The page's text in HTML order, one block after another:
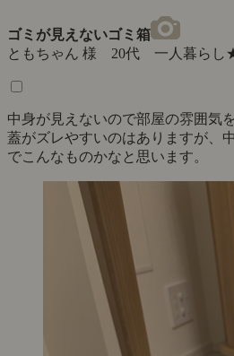
ゴミが見えないゴミ箱
ともちゃん 様 20代 一人暮らし
中身が見えないので部屋の雰囲気
蓋がズレやすいのはありますが、
でこんなものかなと思います。